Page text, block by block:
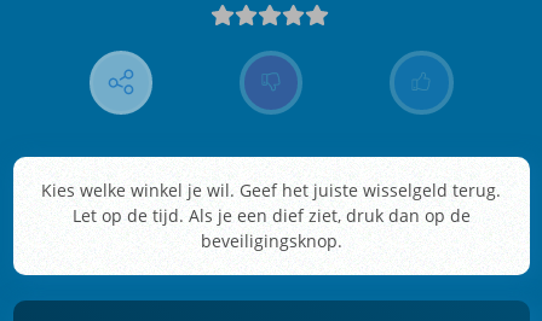
Kies welke winkel je wil. Geef het juiste wisselgeld terug.
Let op de tijd. Als je een dief ziet, druk dan op de
beveiligingsknop.